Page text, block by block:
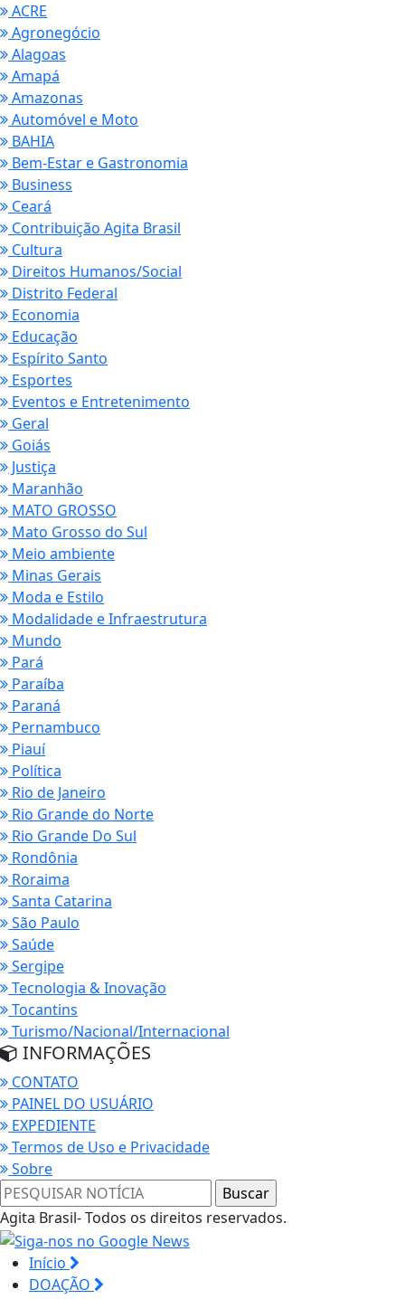
ACRE
Agronegócio
Alagoas
Amapá
Amazonas
Automóvel e Moto
BAHIA
Bem-Estar e Gastronomia
Business
Ceará
Contribuição Agita Brasil
Cultura
Direitos Humanos/Social
Distrito Federal
Economia
Educação
Espírito Santo
Esportes
Eventos e Entretenimento
Geral
Goiás
Justiça
Maranhão
MATO GROSSO
Mato Grosso do Sul
Meio ambiente
Minas Gerais
Moda e Estilo
Modalidade e Infraestrutura
Mundo
Pará
Paraíba
Paraná
Pernambuco
Piauí
Política
Rio de Janeiro
Rio Grande do Norte
Rio Grande Do Sul
Rondônia
Roraima
Santa Catarina
São Paulo
Saúde
Sergipe
Tecnologia & Inovação
Tocantins
Turismo/Nacional/Internacional
INFORMAÇÕES
CONTATO
PAINEL DO USUÁRIO
EXPEDIENTE
Termos de Uso e Privacidade
Sobre
Agita Brasil- Todos os direitos reservados.
Início
DOAÇÃO